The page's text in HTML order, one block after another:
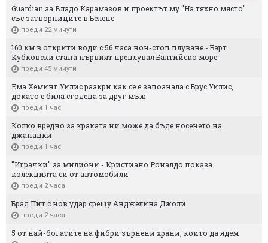
Guardian за Владо Карамазов и проектът му "На тяхно място"
със затворниците в Белене
преди 22 минути
160 км в открити води с 56 часа нон-стоп плуване - Барт
Кубковски стана първият преплувал Балтийско море
преди 45 минути
Ема Хеминг Уилис разкри как се е запознала с Брус Уилис,
докато е била сгодена за друг мъж
преди 1 час
Колко вредно за краката ни може да бъде носенето на
джапанки
преди 1 час
"Играчки" за милиони - Кристиaно Роналдо показа
колекцията си от автомобили
преди 2 часа
Брад Пит с нов удар срещу Анджелина Джоли
преди 2 часа
5 от най-богатите на фибри зърнени храни, които да ядем